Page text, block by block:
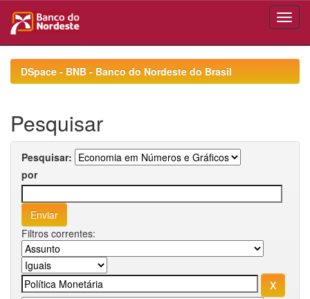
navigationDSpace - BNB - Banco do Nordeste do Brasil
Pesquisar
Pesquisar:
por
Filtros correntes: